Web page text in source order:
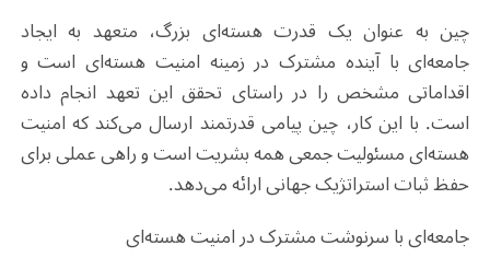
چین به عنوان یک قدرت هسته‌ای بزرگ، متعهد به ایجاد
جامعه‌ای با آینده مشترک در زمینه امنیت هسته‌ای است و
اقداماتی مشخص را در راستای تحقق این تعهد انجام داده
است. با این کار، چین پیامی قدرتمند ارسال می‌کند که امنیت
هسته‌ای مسئولیت جمعی همه بشریت است و راهی عملی برای
حفظ ثبات استراتژیک جهانی ارائه می‌دهد.
جامعه‌ای با سرنوشت مشترک در امنیت هسته‌ای